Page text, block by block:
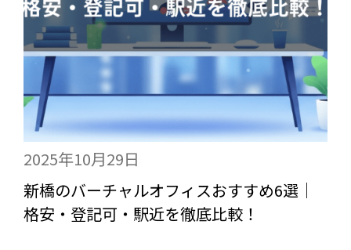
2025年10月29日
新橋のバーチャルオフィスおすすめ6選｜
格安・登記可・駅近を徹底比較！